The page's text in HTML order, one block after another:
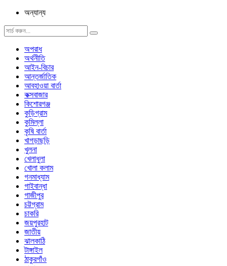
অন্যান্য
অপরাধ
অর্থনীতি
আইন-বিচার
আন্তর্জাতিক
আবহাওয়া বার্তা
কক্সবাজার
কিশোরগঞ্জ
কুড়িগ্রাম
কুমিল্লা
কৃষি বার্তা
খাগড়াছড়ি
খুলনা
খেলাধুলা
খোলা কলাম
গনমাধ্যাম
গাইবান্ধা
গাজীপুর
চট্টগ্রাম
চাকরি
জয়পুরহাট
জাতীয়
ঝালকাঠি
টাঙ্গাইল
ঠাকুরগাঁও